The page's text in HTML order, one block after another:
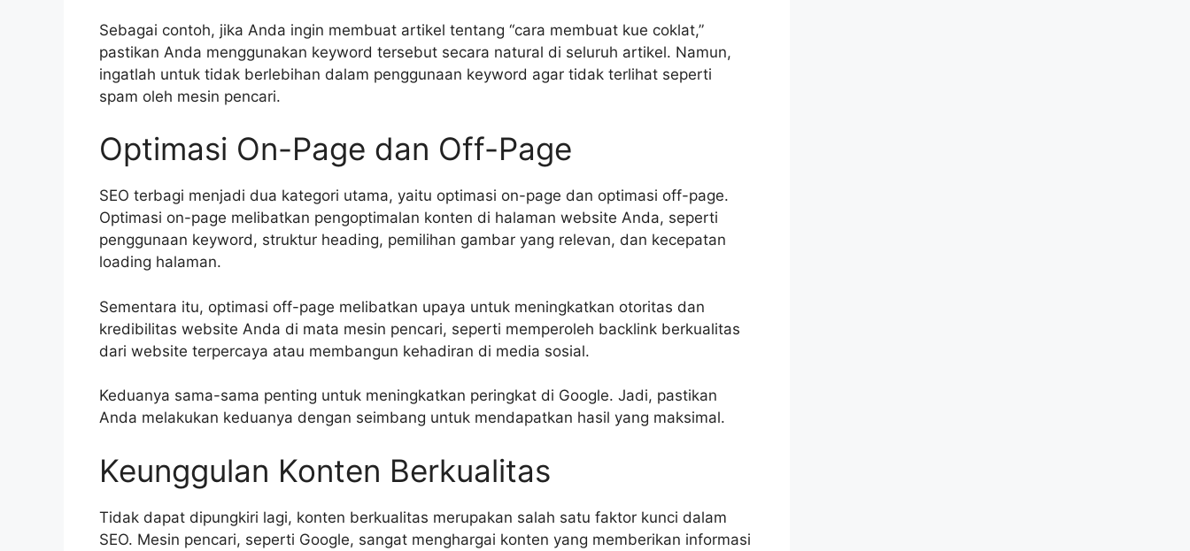
Sebagai contoh, jika Anda ingin membuat artikel tentang “cara membuat kue coklat,”
pastikan Anda menggunakan keyword tersebut secara natural di seluruh artikel. Namun,
ingatlah untuk tidak berlebihan dalam penggunaan keyword agar tidak terlihat seperti
spam oleh mesin pencari.
Optimasi On-Page dan Off-Page
SEO terbagi menjadi dua kategori utama, yaitu optimasi on-page dan optimasi off-page.
Optimasi on-page melibatkan pengoptimalan konten di halaman website Anda, seperti
penggunaan keyword, struktur heading, pemilihan gambar yang relevan, dan kecepatan
loading halaman.
Sementara itu, optimasi off-page melibatkan upaya untuk meningkatkan otoritas dan
kredibilitas website Anda di mata mesin pencari, seperti memperoleh backlink berkualitas
dari website terpercaya atau membangun kehadiran di media sosial.
Keduanya sama-sama penting untuk meningkatkan peringkat di Google. Jadi, pastikan
Anda melakukan keduanya dengan seimbang untuk mendapatkan hasil yang maksimal.
Keunggulan Konten Berkualitas
Tidak dapat dipungkiri lagi, konten berkualitas merupakan salah satu faktor kunci dalam
SEO. Mesin pencari, seperti Google, sangat menghargai konten yang memberikan informasi